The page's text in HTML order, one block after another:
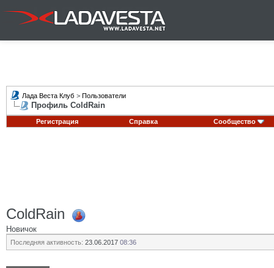
Лада Веста Клуб > Пользователи
Профиль ColdRain
Регистрация Справка Сообщество
ColdRain
Новичок
Последняя активность: 23.06.2017 08:36